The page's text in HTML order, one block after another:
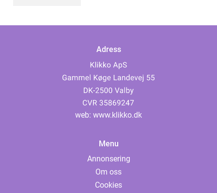
Adress
web: www.klikko.dk
Menu
Annonsering
Om oss
Cookies